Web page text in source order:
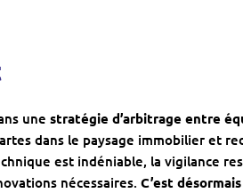
une stratégie d’arbitrage entre
dans le paysage immobilier et
est indéniable, la vigilance
nécessaires. C’est